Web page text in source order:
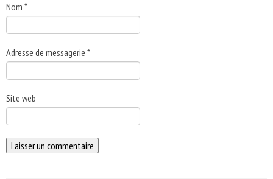
Nom *
Adresse de messagerie *
Site web